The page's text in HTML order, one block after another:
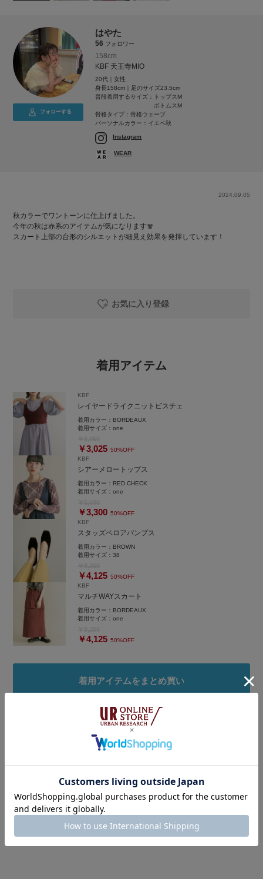
フォローする
はやた
56 フォロワー
158cm
KBF 天王寺MIO
20代｜女性
身長158cm｜足のサイズ23.5cm
普段着用するサイズ：
トップスM
ボトムスM
骨格タイプ：骨格ウェーブ
パーソナルカラー：イエベ秋
Instagram
WEAR
2024.09.05
秋カラーでワントーンに仕上げました。
今年の秋は赤系のアイテムが気になります🧣
スカート上部の台形のシルエットが細見え効果を発揮しています！
お気に入り登録
着用アイテム
KBF
レイヤードライクニットビスチェ
着用カラー： BORDEAUX
着用サイズ：one
￥3,025 50%OFF
KBF
シアーメロートップス
着用カラー： RED CHECK
着用サイズ：one
￥3,300 50%OFF
KBF
スタッズベロアパンプス
着用カラー： BROWN
着用サイズ：38
￥4,125 50%OFF
KBF
マルチWAYスカート
着用カラー： BORDEAUX
着用サイズ：one
￥4,125 50%OFF
着用アイテムをまとめ買い
タグ
#ワントーンコーデ #ベロア #ビスチェ #KBF
#レイヤード #シアートップス #秋カラーコーデ